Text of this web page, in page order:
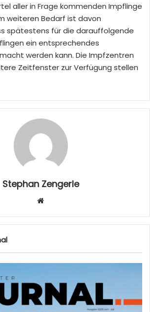
aller in Frage kommenden Impflinge
weiteren Bedarf ist davon
spätestens für die darauffolgende
ein entsprechendes
werden kann. Die Impfzentren
Zeitfenster zur Verfügung stellen
Stephan Zengerle
sei